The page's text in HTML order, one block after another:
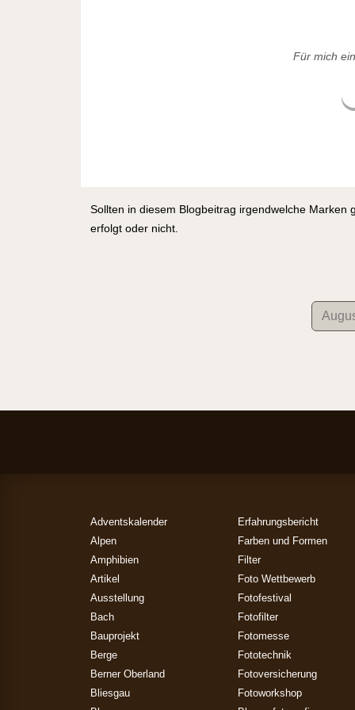
Für mich
Sollten in diesem Blogbeitrag irgendwelche
erfolgt oder nicht.
Adventskalender
Alpen
Amphibien
Artikel
Ausstellung
Bach
Bauprojekt
Berge
Berner Oberland
Bliesgau
Erfahrungsbericht
Farben und Formen
Filter
Foto Wettbewerb
Fotofestival
Fotofilter
Fotomesse
Fototechnik
Fotoversicherung
Fotoworkshop